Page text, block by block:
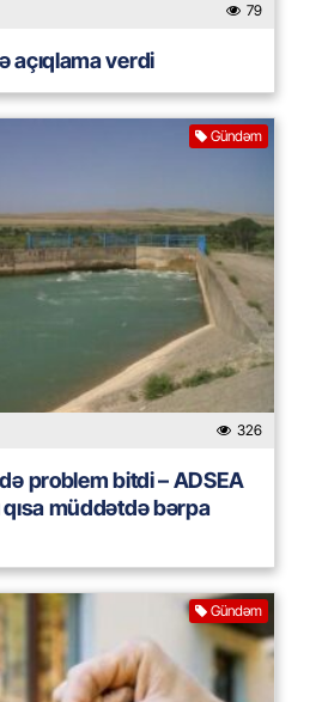
79
açıqlama verdi
Gündəm
326
problem bitdi – ADSEA
qısa müddətdə bərpa
Gündəm